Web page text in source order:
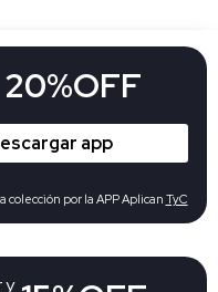
y
20%OFF
app
por la APP Aplican TyC